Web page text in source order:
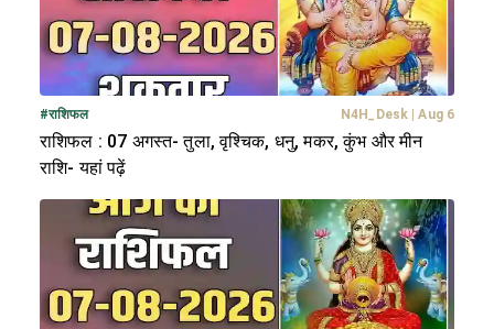
#राशिफल N4H_Desk | Aug 6
राशिफल : 07 अगस्त- तुला, वृश्चिक, धनु, मकर, कुंभ और मीन
राशि- यहां पढ़ें